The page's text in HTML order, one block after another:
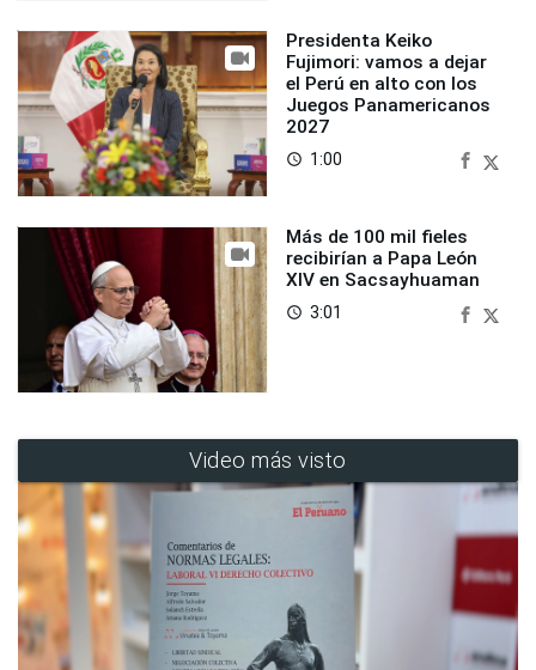
Presidenta Keiko
Fujimori: vamos a dejar
el Perú en alto con los
Juegos Panamericanos
2027
access_time 1:00
Más de 100 mil fieles
recibirían a Papa León
XIV en Sacsayhuaman
access_time 3:01
Video más visto